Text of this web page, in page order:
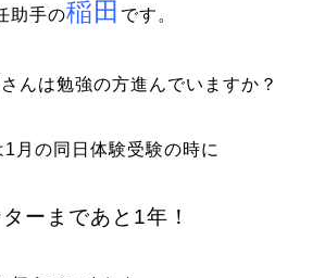
助手の稲田 です。
んは勉強の方進んでいますか？
1月の同日体験受験の時に
ーまであと1年！